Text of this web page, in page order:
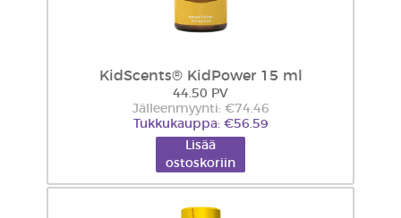
KidScents® KidPower 15 ml
44.50 PV
Jälleenmyynti: €74.46
Tukkukauppa: €56.59
Lisää
ostoskoriin